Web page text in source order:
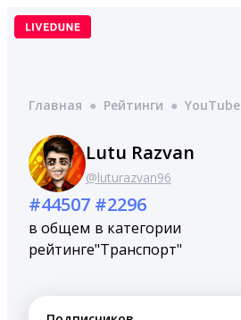
Перейти
Главная ● Рейтинги ● YouTube
Lutu Razvan
@luturazvan96
#44507
в общем
рейтинге
#2296
в категории
"Транспорт"